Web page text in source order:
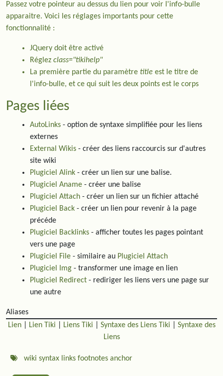
Passez votre pointeur au dessus du lien pour voir l'info-bulle
apparaitre. Voici les réglages importants pour cette
fonctionnalité :
JQuery doit être activé
Réglez class="tikihelp"
La première partie du paramètre title est le titre de
l'info-bulle, et ce qui suit les deux points est le corps
Pages liées
AutoLinks - option de syntaxe simplifiée pour les liens
externes
External Wikis - créer des liens raccourcis sur d'autres
site wiki
Plugiciel Alink - créer un lien sur une balise.
Plugiciel Aname - créer une balise
Plugiciel Attach - créer un lien sur un fichier attaché
Plugiciel Back - créer un lien pour revenir à la page
précéde
Plugiciel Backlinks - afficher toutes les pages pointant
vers une page
Plugiciel File - similaire au Plugiciel Attach
Plugiciel Img - transformer une image en lien
Plugiciel Redirect - rediriger les liens vers une page sur
une autre
Aliases
Lien| Lien Tiki Liens Tiki Syntaxe des Liens Tiki
Syntaxe des
Liens
wiki syntax links footnotes anchor